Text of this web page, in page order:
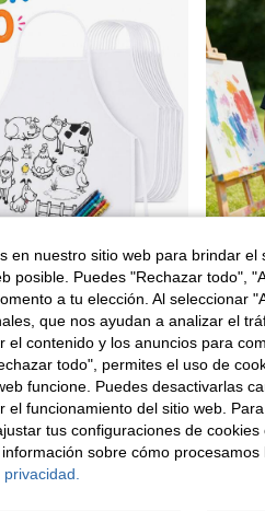
Roly Pack 30 Delantales para Colorear (Envío en 48h) - tejido non-woven, pinturas incluidas, dibujos infantiles, reutilizables - eventos y regalos de fiesta y cumpleaños, actividades escolares, manualidades, talleres - delantal de cocina para niños con dibujos animados para pintar y colorear, diy, diseño divertido
hábiles
10 piezas/1 pieza
2,84€
en nuestro sitio web para brindar el
posible. Puedes "Rechazar todo",
a tu elección. Al seleccionar
que nos ayudan a analizar el
contenido y los anuncios para
todo", permites el uso de
funcione. Puedes desactivarlas
funcionamiento del sitio web.
tus configuraciones de cookies
sobre cómo procesamos